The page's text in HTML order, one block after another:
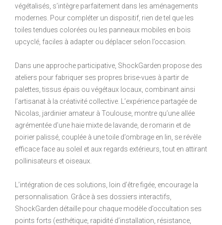
végétalisés, s’intègre parfaitement dans les aménagements
modernes. Pour compléter un dispositif, rien de tel que les
toiles tendues colorées ou les panneaux mobiles en bois
upcyclé, faciles à adapter ou déplacer selon l’occasion.
Dans une approche participative, ShockGarden propose des
ateliers pour fabriquer ses propres brise-vues à partir de
palettes, tissus épais ou végétaux locaux, combinant ainsi
l’artisanat à la créativité collective. L’expérience partagée de
Nicolas, jardinier amateur à Toulouse, montre qu’une allée
agrémentée d’une haie mixte de lavande, de romarin et de
poirier palissé, couplée à une toile d’ombrage en lin, se révèle
efficace face au soleil et aux regards extérieurs, tout en attirant
pollinisateurs et oiseaux.
L’intégration de ces solutions, loin d’être figée, encourage la
personnalisation. Grâce à ses dossiers interactifs,
ShockGarden détaille pour chaque modèle d’occultation ses
points forts (esthétique, rapidité d’installation, résistance,